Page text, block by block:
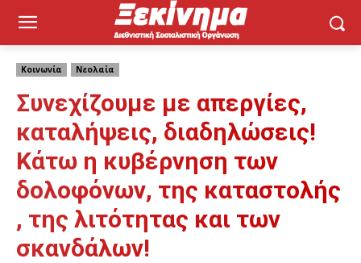
Κοινωνία Νεολαία
Συνεχίζουμε με απεργίες,
καταλήψεις, διαδηλώσεις!
Κάτω η κυβέρνηση των
δολοφόνων, της καταστολής
, της λιτότητας και των
σκανδάλων!